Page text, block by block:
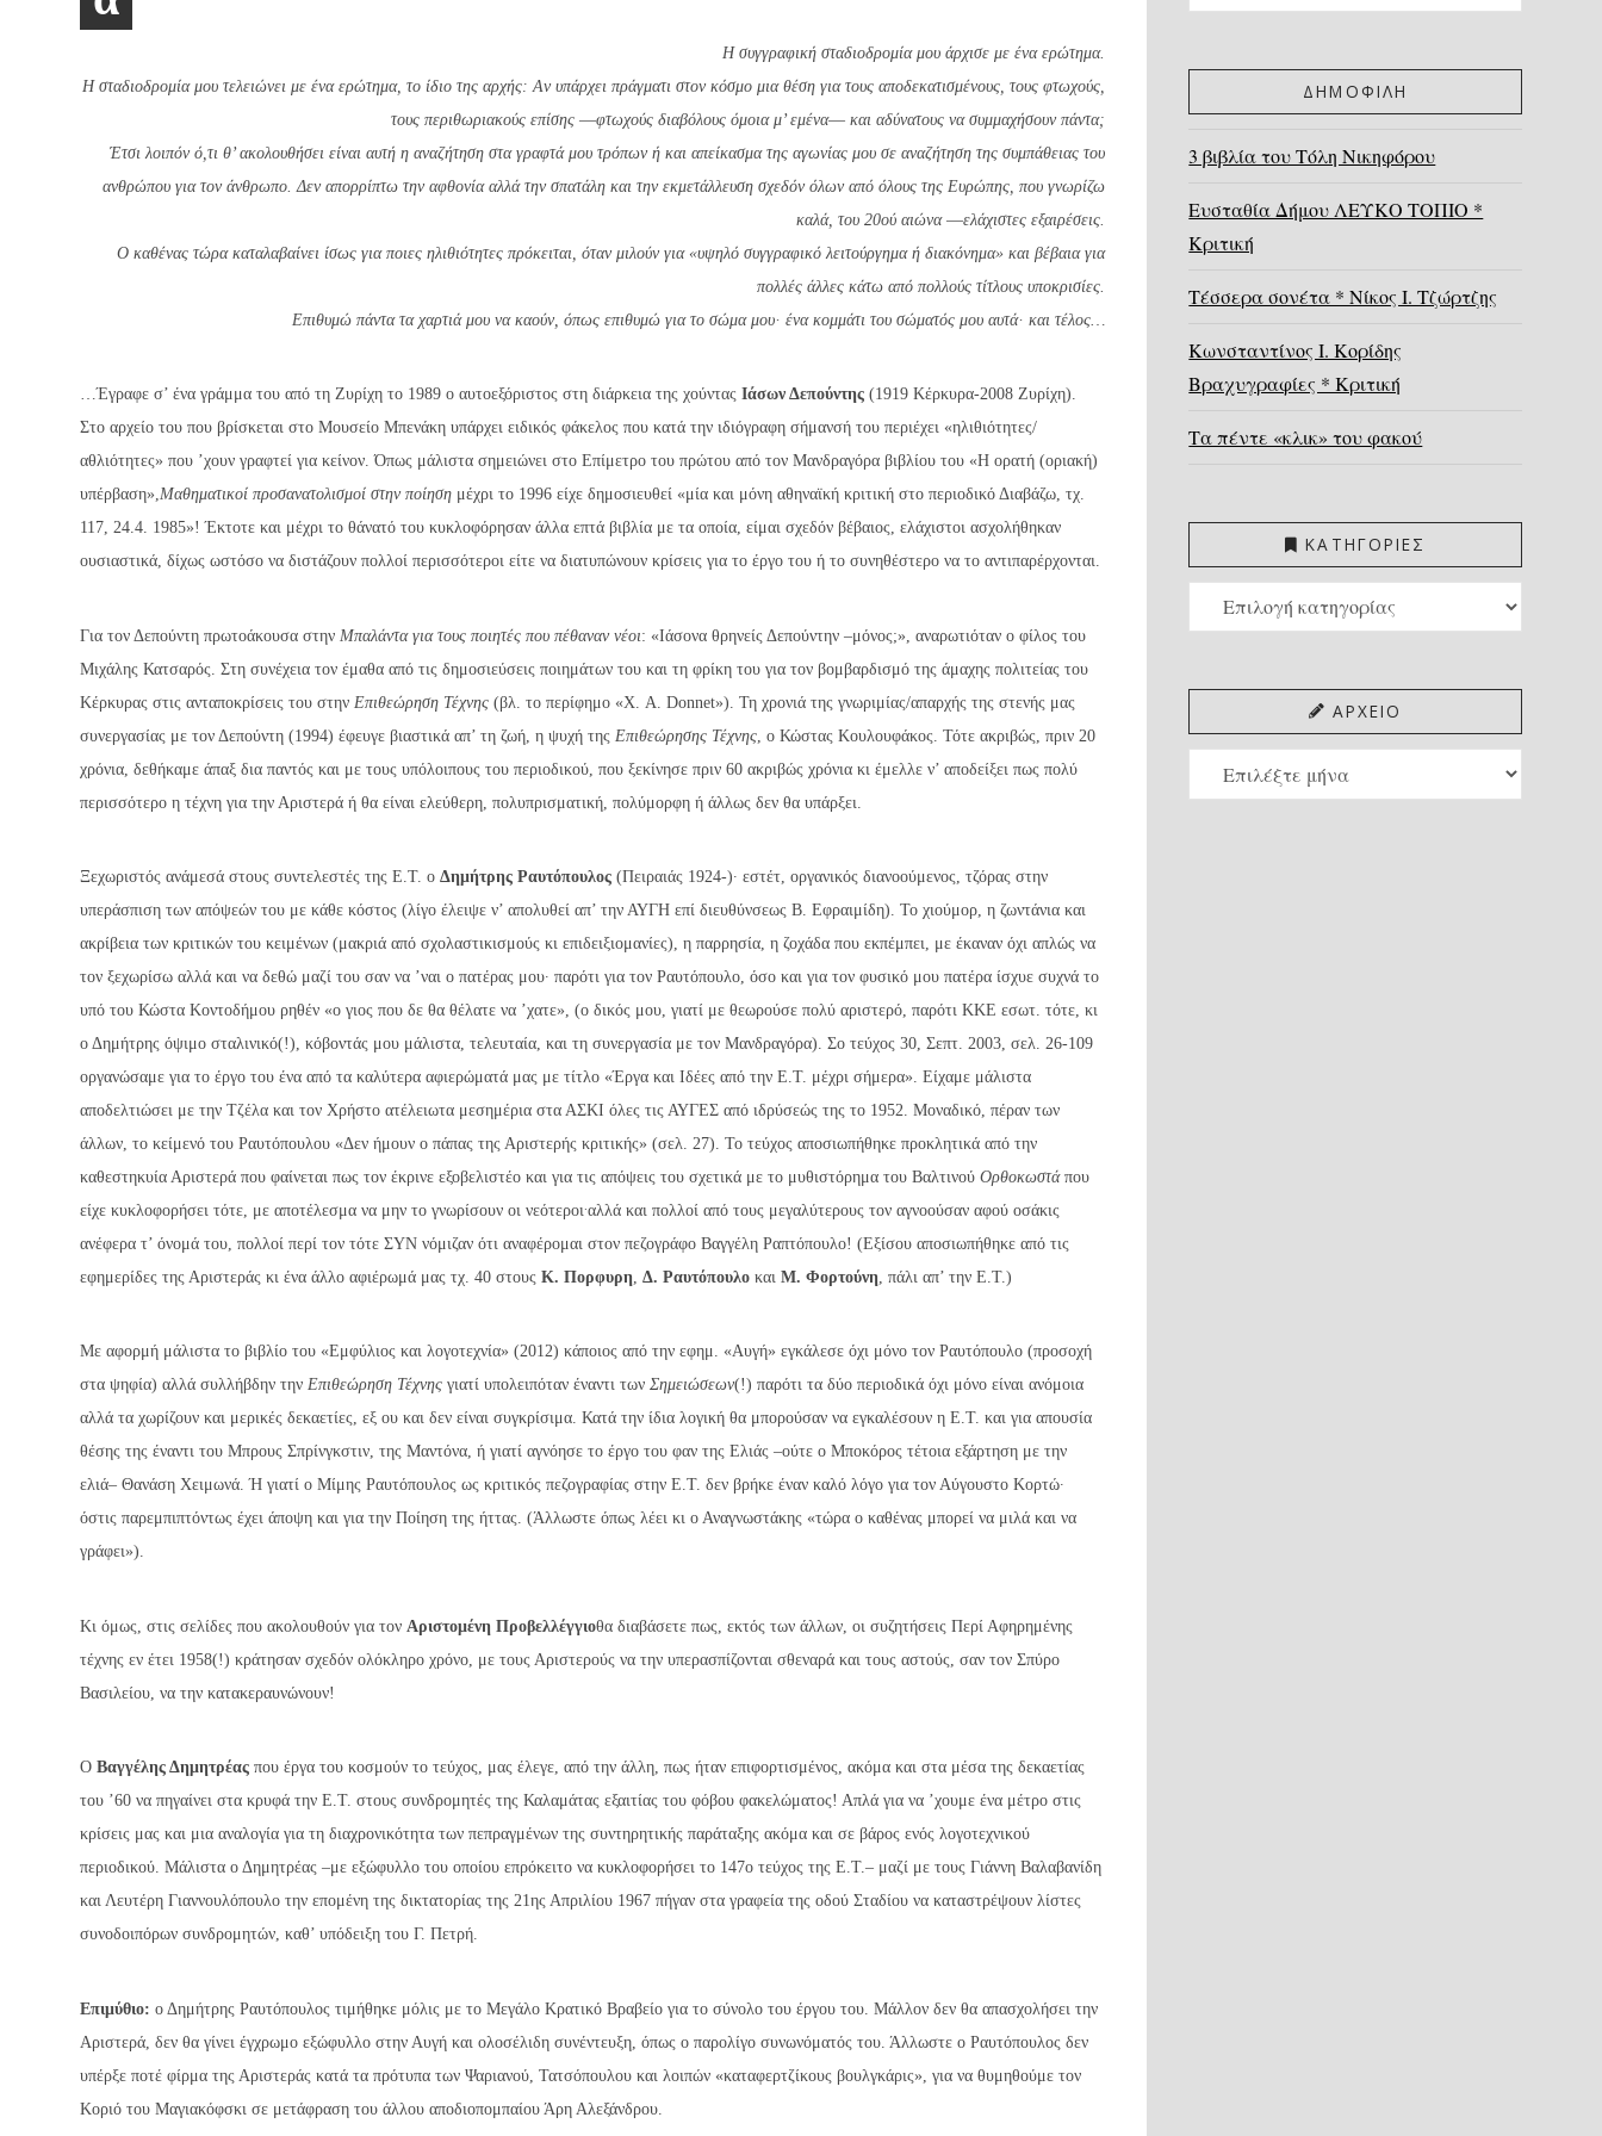
H συγγραφική σταδιοδρομία μου άρχισε με ένα ερώτημα.
H σταδιοδρομία μου τελειώνει με ένα ερώτημα, το ίδιο της αρχής: Aν υπάρχει πράγματι στον κόσμο μια θέση για τους αποδεκατισμένους, τους φτωχούς,
τους περιθωριακούς επίσης ―φτωχούς διαβόλους όμοια μ’ εμένα― και αδύνατους να συμμαχήσουν πάντα;
Έτσι λοιπόν ό,τι θ’ ακολουθήσει είναι αυτή η αναζήτηση στα γραφτά μου τρόπων ή και απείκασμα της αγωνίας μου σε αναζήτηση της συμπάθειας του
ανθρώπου για τον άνθρωπο. Δεν απορρίπτω την αφθονία αλλά την σπατάλη και την εκμετάλλευση σχεδόν όλων από όλους της Eυρώπης, που γνωρίζω
καλά, του 20ού αιώνα ―ελάχιστες εξαιρέσεις.
O καθένας τώρα καταλαβαίνει ίσως για ποιες ηλιθιότητες πρόκειται, όταν μιλούν για «υψηλό συγγραφικό λειτούργημα ή διακόνημα» και βέβαια για
πολλές άλλες κάτω από πολλούς τίτλους υποκρισίες.
Eπιθυμώ πάντα τα χαρτιά μου να καούν, όπως επιθυμώ για το σώμα μου· ένα κομμάτι του σώματός μου αυτά· και τέλος…
…Έγραφε σ’ ένα γράμμα του από τη Ζυρίχη το 1989 ο αυτοεξόριστος στη διάρκεια της χούνταςΙάσων Δεπούντης (1919 Κέρκυρα-2008 Ζυρίχη).
Στο αρχείο του που βρίσκεται στο Μουσείο Μπενάκη υπάρχει ειδικός φάκελος που κατά την ιδιόγραφη σήμανσή του περιέχει «ηλιθιότητες/
αθλιότητες» που ’χουν γραφτεί για κείνον. Όπως μάλιστα σημειώνει στο Επίμετρο του πρώτου από τον Μανδραγόρα βιβλίου του «H ορατή (οριακή)
υπέρβαση»,Μαθηματικοί προσανατολισμοί στην ποίηση μέχρι το 1996 είχε δημοσιευθεί «μία και μόνη αθηναϊκή κριτική στο περιοδικό Διαβάζω, τχ.
117, 24.4. 1985»! Έκτοτε και μέχρι το θάνατό του κυκλοφόρησαν άλλα επτά βιβλία με τα οποία, είμαι σχεδόν βέβαιος, ελάχιστοι ασχολήθηκαν
ουσιαστικά, δίχως ωστόσο να διστάζουν πολλοί περισσότεροι είτε να διατυπώνουν κρίσεις για το έργο του ή το συνηθέστερο να το αντιπαρέρχονται.
Για τον Δεπούντη πρωτοάκουσα στην Μπαλάντα για τους ποιητές που πέθαναν νέοι: «Ιάσονα θρηνείς Δεπούντην –μόνος;», αναρωτιόταν ο φίλος του
Μιχάλης Κατσαρός. Στη συνέχεια τον έμαθα από τις δημοσιεύσεις ποιημάτων του και τη φρίκη του για τον βομβαρδισμό της άμαχης πολιτείας του
Κέρκυρας στις ανταποκρίσεις του στην Επιθεώρηση Τέχνης (βλ. το περίφημο «Χ. A. Donnet»). Τη χρονιά της γνωριμίας/απαρχής της στενής μας
συνεργασίας με τον Δεπούντη (1994) έφευγε βιαστικά απ’ τη ζωή, η ψυχή της Επιθεώρησης Τέχνης , ο Κώστας Κουλουφάκος. Τότε ακριβώς, πριν 20
χρόνια, δεθήκαμε άπαξ δια παντός και με τους υπόλοιπους του περιοδικού, που ξεκίνησε πριν 60 ακριβώς χρόνια κι έμελλε ν’ αποδείξει πως πολύ
περισσότερο η τέχνη για την Αριστερά ή θα είναι ελεύθερη, πολυπρισματική, πολύμορφη ή άλλως δεν θα υπάρξει.
Ξεχωριστός ανάμεσά στους συντελεστές της Ε.Τ. οΔημήτρης Ραυτόπουλος (Πειραιάς 1924-)· εστέτ, οργανικός διανοούμενος, τζόρας στην
υπεράσπιση των απόψεών του με κάθε κόστος (λίγο έλειψε ν’ απολυθεί απ’ την ΑΥΓΗ επί διευθύνσεως Β. Εφραιμίδη). Το χιούμορ, η ζωντάνια και
ακρίβεια των κριτικών του κειμένων (μακριά από σχολαστικισμούς κι επιδειξιομανίες), η παρρησία, η ζοχάδα που εκπέμπει, με έκαναν όχι απλώς να
τον ξεχωρίσω αλλά και να δεθώ μαζί του σαν να ’ναι ο πατέρας μου· παρότι για τον Ραυτόπουλο, όσο και για τον φυσικό μου πατέρα ίσχυε συχνά το
υπό του Κώστα Κοντοδήμου ρηθέν «ο γιος που δε θα θέλατε να ’χατε», (ο δικός μου, γιατί με θεωρούσε πολύ αριστερό, παρότι ΚΚΕ εσωτ. τότε, κι
ο Δημήτρης όψιμο σταλινικό(!), κόβοντάς μου μάλιστα, τελευταία, και τη συνεργασία με τον Μανδραγόρα). Σο τεύχος 30, Σεπτ. 2003, σελ. 26-109
οργανώσαμε για το έργο του ένα από τα καλύτερα αφιερώματά μας με τίτλο «Έργα και Ιδέες από την Ε.Τ. μέχρι σήμερα». Είχαμε μάλιστα
αποδελτιώσει με την Τζέλα και τον Χρήστο ατέλειωτα μεσημέρια στα ΑΣΚΙ όλες τις ΑΥΓΕΣ από ιδρύσεώς της το 1952. Μοναδικό, πέραν των
άλλων, το κείμενό του Ραυτόπουλου «Δεν ήμουν ο πάπας της Αριστερής κριτικής» (σελ. 27). Το τεύχος αποσιωπήθηκε προκλητικά από την
καθεστηκυία Αριστερά που φαίνεται πως τον έκρινε εξοβελιστέο και για τις απόψεις του σχετικά με το μυθιστόρημα του ΒαλτινούΟρθοκωστάπου
είχε κυκλοφορήσει τότε, με αποτέλεσμα να μην το γνωρίσουν οι νεότεροι αλλά και πολλοί από τους μεγαλύτερους τον αγνοούσαν αφού οσάκις
ανέφερα τ’ όνομά του, πολλοί περί τον τότε ΣΥΝ νόμιζαν ότι αναφέρομαι στον πεζογράφο Βαγγέλη Ραπτόπουλο! (Εξίσου αποσιωπήθηκε από τις
εφημερίδες της Αριστεράς κι ένα άλλο αφιέρωμά μας τχ. 40 στουςΚ. Πορφυρη,Δ. Ραυτόπουλο καιΜ. Φορτούνη, πάλι απ’ την Ε.Τ.)
Με αφορμή μάλιστα το βιβλίο του «Εμφύλιος και λογοτεχνία» (2012) κάποιος από την εφημ. «Αυγή» εγκάλεσε όχι μόνο τον Ραυτόπουλο (προσοχή
στα ψηφία) αλλά συλλήβδην τηνΕπιθεώρηση Τέχνης γιατί υπολειπόταν έναντι τωνΣημειώσεων(!) παρότι τα δύο περιοδικά όχι μόνο είναι ανόμοια
αλλά τα χωρίζουν και μερικές δεκαετίες, εξ ου και δεν είναι συγκρίσιμα. Κατά την ίδια λογική θα μπορούσαν να εγκαλέσουν η Ε.Τ. και για απουσία
θέσης της έναντι του Μπρους Σπρίνγκστιν, της Μαντόνα, ή γιατί αγνόησε το έργο του φαν της Ελιάς –ούτε ο Μποκόρος τέτοια εξάρτηση με την
ελιά– Θανάση Χειμωνά. Ή γιατί ο Μίμης Ραυτόπουλος ως κριτικός πεζογραφίας στην Ε.Τ. δεν βρήκε έναν καλό λόγο για τον Αύγουστο Κορτώ·
όστις παρεμπιπτόντως έχει άποψη και για την Ποίηση της ήττας. (Άλλωστε όπως λέει κι ο Αναγνωστάκης «τώρα ο καθένας μπορεί να μιλά και να
γράφει»).
Κι όμως, στις σελίδες που ακολουθούν για τον Αριστομένη Προβελλέγγιοθα διαβάσετε πως, εκτός των άλλων, οι συζητήσεις Περί Αφηρημένης
τέχνης εν έτει 1958(!) κράτησαν σχεδόν ολόκληρο χρόνο, με τους Αριστερούς να την υπερασπίζονται σθεναρά και τους αστούς, σαν τον Σπύρο
Βασιλείου, να την κατακεραυνώνουν!
ΟΒαγγέλης Δημητρέας που έργα του κοσμούν το τεύχος, μας έλεγε, από την άλλη, πως ήταν επιφορτισμένος, ακόμα και στα μέσα της δεκαετίας
του ’60 να πηγαίνει στα κρυφά την Ε.Τ. στους συνδρομητές της Καλαμάτας εξαιτίας του φόβου φακελώματος! Απλά για να ’χουμε ένα μέτρο στις
κρίσεις μας και μια αναλογία για τη διαχρονικότητα των πεπραγμένων της συντηρητικής παράταξης ακόμα και σε βάρος ενός λογοτεχνικού
περιοδικού. Μάλιστα ο Δημητρέας –με εξώφυλλο του οποίου επρόκειτο να κυκλοφορήσει το 147ο τεύχος της Ε.Τ.– μαζί με τους Γιάννη Βαλαβανίδη
και Λευτέρη Γιαννουλόπουλο την επομένη της δικτατορίας της 21ης Απριλίου 1967 πήγαν στα γραφεία της οδού Σταδίου να καταστρέψουν λίστες
συνοδοιπόρων συνδρομητών, καθ’ υπόδειξη του Γ. Πετρή.
Επιμύθιο: ο Δημήτρης Ραυτόπουλος τιμήθηκε μόλις με το Μεγάλο Κρατικό Βραβείο για το σύνολο του έργου του. Μάλλον δεν θα απασχολήσει την
Αριστερά, δεν θα γίνει έγχρωμο εξώφυλλο στην Αυγή και ολοσέλιδη συνέντευξη, όπως ο παρολίγο συνωνόματός του. Άλλωστε ο Ραυτόπουλος δεν
υπέρξε ποτέ φίρμα της Αριστεράς κατά τα πρότυπα των Ψαριανού, Τατσόπουλου και λοιπών «καταφερτζίκους βουλγκάρις», για να θυμηθούμε τον
Κοριό του Μαγιακόφσκι σε μετάφραση του άλλου αποδιοπομπαίου Άρη Αλεξάνδρου.
ΔΗΜΟΦΙΛΗ
3 βιβλία του Τόλη Νικηφόρου
Ευσταθία Δήμου ΛΕΥΚΟ ΤΟΠΙΟ *
Κριτική
Τέσσερα σονέτα * Νίκος Ι. Τζώρτζης
Κωνσταντίνος Ι. Κορίδης
Βραχυγραφίες * Κριτική
Τα πέντε «κλικ» του φακού
ΚΑΤΗΓΟΡΙΕΣ
ΚΑΤΗΓΟΡΙΕΣ
ΑΡΧΕΙΟ
ΑΡΧΕΙΟ